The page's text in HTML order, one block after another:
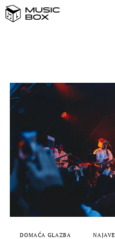
DOMAĆA GLAZBA
STRANA GLAZBA
FILM
MUSIC BOX
DOMAĆA GLAZBA NAJAVE